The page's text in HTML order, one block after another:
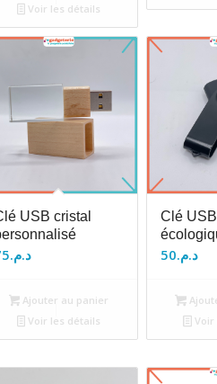
Voir les détails
USB cristal
د.م.
Ajouter au panier
Voir les détails
Clé USB
د.م.50
Voir